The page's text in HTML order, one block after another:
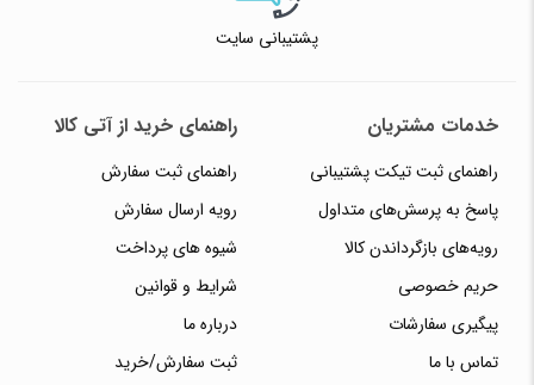
پشتیبانی سایت
خدمات مشتریان
راهنمای ثبت تیکت پشتیبانی
پاسخ به پرسش‌های متداول
رویه‌های بازگرداندن کالا
حریم خصوصی
پیگیری سفارشات
تماس با ما
راهنمای خرید از آتی کالا
راهنمای ثبت سفارش
رویه ارسال سفارش
شیوه های پرداخت
شرایط و قوانین
درباره ما
ثبت سفارش/خرید